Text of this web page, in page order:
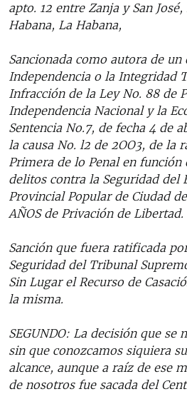
apto. 12 entre Zanja y San
Habana, La Habana,
Sancionada como autora de
Independencia o la Integridad
Infracción de la Ley No. 88 de
Independencia Nacional y la
Sentencia No.7, de fecha 4 de
la causa No. l2 de 2OO3, de la
Primera de lo Penal en función
delitos contra la Seguridad del
Provincial Popular de Ciudad
AÑOS de Privación de Libertad.
Sanción que fuera ratificada
Seguridad del Tribunal
Sin Lugar el Recurso de
la misma.
SEGUNDO: La decisión que se
sin que conozcamos siquiera
alcance, aunque a raíz de ese
de nosotros fue sacada del